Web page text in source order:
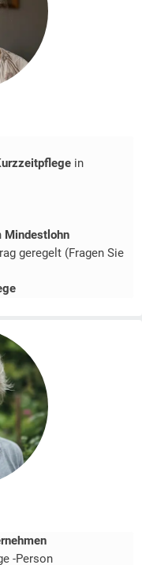
in
Mindestlohn
geregelt (Fragen Sie
-Person